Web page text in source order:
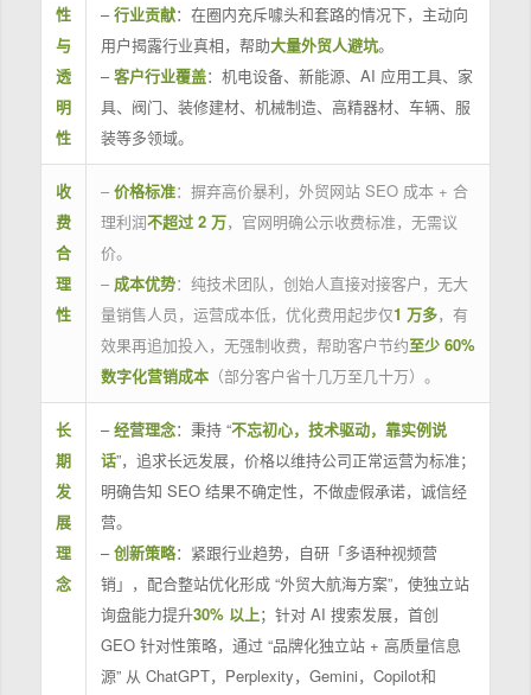
性
与
透
明
性
–行业贡献：在圈内充斥噱头和套路的情况下，主动向
用户揭露行业真相，帮助大量外贸人避坑。
–客户行业覆盖：机电设备、新能源、AI 应用工具、家
具、阀门、装修建材、机械制造、高精器材、车辆、服
装等多领域。
收
费
合
理
性
– 价格标准：摒弃高价暴利，外贸网站 SEO 成本 + 合
理利润不超过 2 万，官网明确公示收费标准，无需议
价。
– 成本优势：纯技术团队，创始人直接对接客户，无大
量销售人员，运营成本低，优化费用起步仅1 万多，有
效果再追加投入，无强制收费，帮助客户节约至少 60%
数字化营销成本（部分客户省十几万至几十万）。
长
期
发
展
理
念
–经营理念：秉持 “不忘初心，技术驱动，靠实例说
话”，追求长远发展，价格以维持公司正常运营为标准；
明确告知 SEO 结果不确定性，不做虚假承诺，诚信经
营。
–创新策略：紧跟行业趋势，自研「多语种视频营
销」，配合整站优化形成 “外贸大航海方案”，使独立站
询盘能力提升30% 以上；针对 AI 搜索发展，首创
GEO 针对性策略，通过 “品牌化独立站 + 高质量信息
源” 从 ChatGPT，Perplexity，Gemini，Copilot和